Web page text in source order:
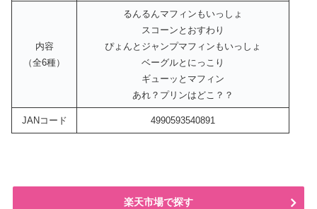
内容
（全6種）
るんるんマフィンもいっしょ
スコーンとおすわり
ぴょんとジャンプマフィンもいっしょ
ベーグルとにっこり
ギューッとマフィン
あれ？プリンはどこ？？
JANコード 4990593540891
楽天市場で探す